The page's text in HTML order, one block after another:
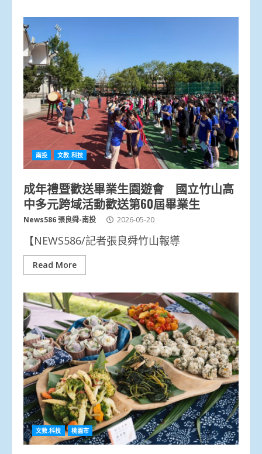
南投 文教.科技
成年禮暨歡送畢業生園遊會 國立竹山高
中多元跨域活動歡送第60屆畢業生
News586 張良舜-南投 2026-05-20
【NEWS586/記者張良舜竹山報導
Read More
文教.科技 桃園市